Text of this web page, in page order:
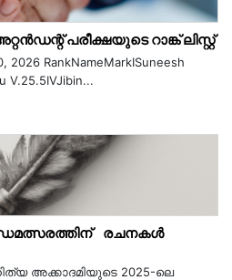
പരീക്ഷയുടെ റാങ്ക് ലിസ്റ്റ്
RankNameMarkISuneesh
V.25.5IVJibin...
രചനകൾ
2025-ലെ